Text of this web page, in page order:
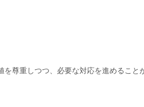
尊重しつつ、必要な対応を進めること